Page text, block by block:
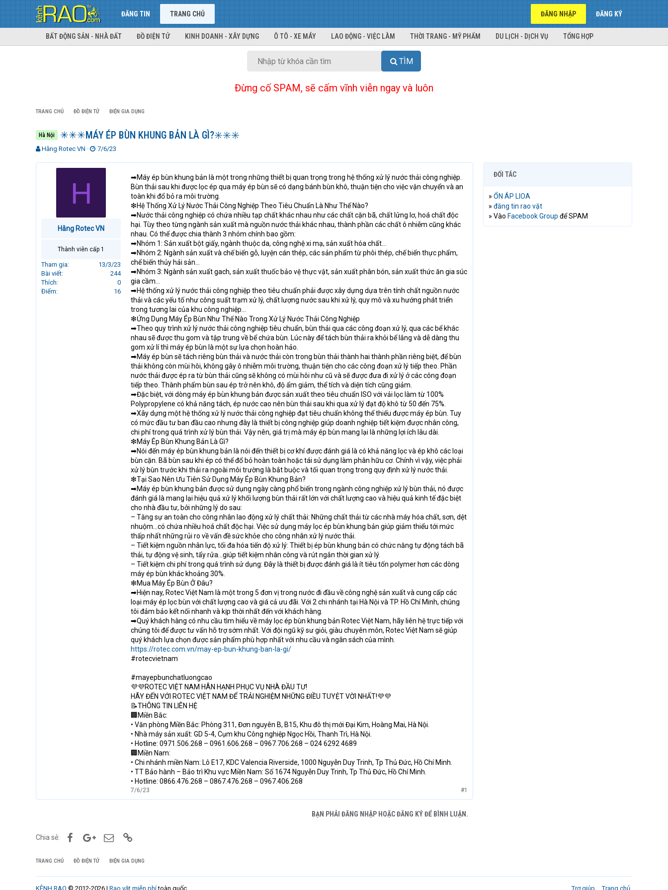
ĐĂNG TIN TRANG CHỦ ĐĂNG NHẬP ĐĂNG KÝ
BẤT ĐỘNG SẢN - NHÀ ĐẤT ĐỒ ĐIỆN TỬ KINH DOANH - XÂY DỰNG Ô TÔ - XE MÁY LAO ĐỘNG - VIỆC LÀM THỜI TRANG - MỸ PHẨM DU LỊCH - DỊCH VỤ TỔNG HỢP
TÌM
Đừng cố SPAM, sẽ cấm vĩnh viễn ngay và luôn
TRANG CHỦ ĐỒ ĐIỆN TỬ ĐIỆN GIA DỤNG
Hà Nội ✳✳✳MÁY ÉP BÙN KHUNG BẢN LÀ GÌ?✳️✳️✳️
T
Hằng Rotec VN
N
à
7/6/23
H
Hằng Rotec VN
Thành viên cấp 1
Tham gia
13/3/23
Bài viết
244
Thích
0
Điểm
16
➡Máy ép bùn khung bản là một trong những thiết bị quan trọng trong hệ thống xử lý nước thải công nghiệp.
Bùn thải sau khi được lọc ép qua máy ép bùn sẽ có dạng bánh bùn khô, thuận tiện cho việc vận chuyển và an
toàn khi đổ bỏ ra môi trường.
❇Hệ Thống Xử Lý Nước Thải Công Nghiệp Theo Tiêu Chuẩn Là Như Thế Nào?
➡Nước thải công nghiệp có chứa nhiều tạp chất khác nhau như các chất cặn bã, chất lửng lơ, hoá chất độc
hại. Tùy theo từng ngành sản xuất mà nguồn nước thải khác nhau, thành phần các chất ô nhiễm cũng khác
nhau. Có thể được chia thành 3 nhóm chính bao gồm:
➡Nhóm 1: Sản xuất bột giấy, ngành thuộc da, công nghệ xi mạ, sản xuất hóa chất…
➡Nhóm 2: Ngành sản xuất và chế biến gỗ, luyện cán thép, các sản phẩm từ phôi thép, chế biến thực phẩm,
chế biến thủy hải sản…
➡Nhóm 3: Ngành sản xuất gach, sản xuất thuốc bảo vệ thực vật, sản xuất phân bón, sản xuất thức ăn gia súc
gia cầm…
➡Hệ thống xử lý nước thải công nghiệp theo tiêu chuẩn phải được xây dựng dựa trên tính chất nguồn nước
thải và các yếu tố như công suất trạm xử lý, chất lượng nước sau khi xử lý, quy mô và xu hướng phát triển
trong tương lai của khu công nghiệp…
❇Ứng Dụng Máy Ép Bùn Như Thế Nào Trong Xử Lý Nước Thải Công Nghiệp
➡Theo quy trình xử lý nước thải công nghiệp tiêu chuẩn, bùn thải qua các công đoạn xử lý, qua các bể khác
nhau sẽ được thu gom và tập trung về bể chứa bùn. Lúc này để tách bùn thải ra khỏi bể lắng và dễ dàng thu
gom xử lí thì máy ép bùn là một sự lựa chọn hoàn hảo.
➡Máy ép bùn sẽ tách riêng bùn thải và nước thải còn trong bùn thải thành hai thành phần riêng biệt, để bùn
thải không còn mùi hôi, không gây ô nhiễm môi trường, thuận tiện cho các công đoạn xử lý tiếp theo. Phần
nước thải được ép ra từ bùn thải cũng sẽ không có mùi hôi như cũ và sẽ được đưa đi xử lý ở các công đoạn
tiếp theo. Thành phẩm bùn sau ép trở nên khô, độ ẩm giảm, thể tích và diện tích cũng giảm.
➡Đặc biệt, với dòng máy ép bùn khung bản được sản xuất theo tiêu chuẩn ISO với vải lọc làm từ 100%
Polypropylene có khả năng tách, ép nước cao nên bùn thải sau khi qua xử lý đạt độ khô từ 50 đến 75%.
➡Xây dựng một hệ thống xử lý nước thải công nghiệp đạt tiêu chuẩn không thể thiếu được máy ép bùn. Tuy
có mức đầu tư ban đầu cao nhưng đây là thiết bị công nghiệp giúp doanh nghiệp tiết kiệm được nhân công,
chi phí trong quá trình xử lý bùn thải. Vậy nên, giá trị mà máy ép bùn mang lại là những lợi ích lâu dài.
❇Máy Ép Bùn Khung Bản Là Gì?
➡Nói đến máy ép bùn khung bản là nói đến thiết bị cơ khí được đánh giá là có khả năng lọc và ép khô các loại
bùn cặn. Bã bùn sau khi ép có thể đổ bỏ hoàn toàn hoặc tái sử dụng làm phân hữu cơ. Chính vì vậy, việc phải
xử lý bùn trước khi thải ra ngoài môi trường là bắt buộc và tối quan trọng trong quy định xử lý nước thải.
❇Tại Sao Nên Ưu Tiên Sử Dụng Máy Ép Bùn Khung Bản?
➡Máy ép bùn khung bản được sử dụng ngày càng phổ biến trong ngành công nghiệp xử lý bùn thải, nó được
đánh giá là mang lại hiệu quả xử lý khối lượng bùn thải rất lớn với chất lượng cao và hiệu quả kinh tế đặc biệt
cho nhà đầu tư, bởi những lý do sau:
– Tăng sự an toàn cho công nhân lao động xử lý chất thải: Những chất thải từ các nhà máy hóa chất, sơn, dệt
nhuộm…có chứa nhiều hoá chất độc hại. Việc sử dụng máy lọc ép bùn khung bản giúp giảm thiểu tới mức
thấp nhất những rủi ro về vấn đề sức khỏe cho công nhân xử lý nước thải.
– Tiết kiệm nguồn nhân lực, tối đa hóa tiến độ xử lý: Thiết bị ép bùn khung bản có chức năng tự động tách bã
thải, tự động vệ sinh, tẩy rửa…giúp tiết kiệm nhân công và rút ngắn thời gian xử lý.
– Tiết kiệm chi phí trong quá trình sử dụng: Đây là thiết bị được đánh giá là ít tiêu tốn polymer hơn các dòng
máy ép bùn khác khoảng 30%.
❇Mua Máy Ép Bùn Ở Đâu?
➡Hiện nay, Rotec Việt Nam là một trong 5 đơn vị trong nước đi đầu về công nghệ sản xuất và cung cấp các
loại máy ép lọc bùn với chất lượng cao và giá cả ưu đãi. Với 2 chi nhánh tại Hà Nội và TP. Hồ Chí Minh, chúng
tôi đảm bảo kết nối nhanh và kịp thời nhất đến với khách hàng.
➡Quý khách hàng có nhu cầu tìm hiểu về máy lọc ép bùn khung bản Rotec Việt Nam, hãy liên hệ trực tiếp với
chúng tôi để được tư vấn hỗ trợ sớm nhất. Với đội ngũ kỹ sư giỏi, giàu chuyên môn, Rotec Việt Nam sẽ giúp
quý khách lựa chọn được sản phẩm phù hợp nhất với nhu cầu và ngân sách của mình.
https://rotec.com.vn/may-ep-bun-khung-ban-la-gi/
#rotecvietnam
#mayepbunchatluongcao
💜💜ROTEC VIỆT NAM HÂN HẠNH PHỤC VỤ NHÀ ĐẦU TƯ!
HÃY ĐẾN VỚI ROTEC VIỆT NAM ĐỂ TRẢI NGHIỆM NHỮNG ĐIỀU TUYỆT VỜI NHẤT!💜💜
📝THÔNG TIN LIÊN HỆ
🏢Miền Bắc:
• Văn phòng Miền Bắc: Phòng 311, Đơn nguyên B, B15, Khu đô thị mới Đại Kim, Hoàng Mai, Hà Nội.
• Nhà máy sản xuất: GD 5-4, Cụm khu Công nghiệp Ngọc Hồi, Thanh Trì, Hà Nội.
• Hotline: 0971.506.268 – 0961.606.268 – 0967.706.268 – 024 6292 4689
🏢Miền Nam:
• Chi nhánh miền Nam: Lô E17, KDC Valencia Riverside, 1000 Nguyễn Duy Trinh, Tp Thủ Đức, Hồ Chí Minh.
• TT Bảo hành – Bảo trì Khu vực Miền Nam: Số 1674 Nguyễn Duy Trinh, Tp Thủ Đức, Hồ Chí Minh.
• Hotline: 0866.476.268 – 0867.476.268 – 0967.406.268
7/6/23 #1
BẠN PHẢI ĐĂNG NHẬP HOẶC ĐĂNG KÝ ĐỂ BÌNH LUẬN.
Chia sẻ: FacebookGoogle+Email
ĐỐI TÁC
» ỔN ÁP LIOA
» đăng tin rao vặt
» Vào Facebook Group để SPAM
TRANG CHỦ ĐỒ ĐIỆN TỬ ĐIỆN GIA DỤNG
Trợ giúp Trang chủ
KÊNH RAO © 2012-2026 | Rao vặt miễn phítoàn quốc